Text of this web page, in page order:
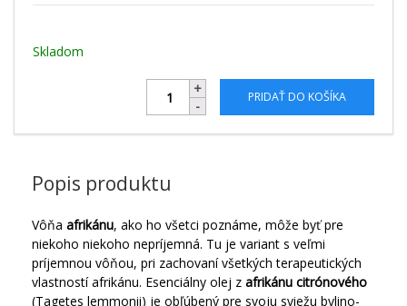
Skladom
PRIDAŤ DO KOŠÍKA
Popis produktu
Vôňa afrikánu, ako ho všetci poznáme, môže byť pre
niekoho niekoho nepríjemná. Tu je variant s veľmi
príjemnou vôňou, pri zachovaní všetkých terapeutických
vlastností afrikánu. Esenciálny olej z afrikánu citrónového
(Tagetes lemmonii) je obľúbený pre svoju sviežu bylino-